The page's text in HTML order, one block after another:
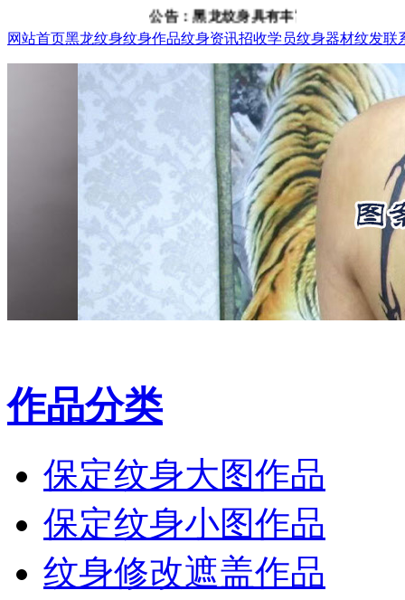
公告：黑龙纹身具有丰富的纹身、纹发经
网站首页黑龙纹身纹身作品纹身资讯招收学员纹身器材纹发联
作品分类
保定纹身大图作品
保定纹身小图作品
纹身修改遮盖作品